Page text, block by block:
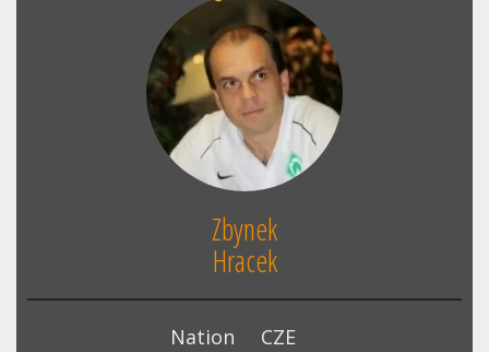
Zbynek
Hracek
Nation
CZE